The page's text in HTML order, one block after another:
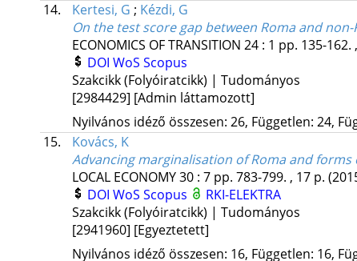
14.
Kertesi, G ; Kézdi, G
On the test score gap between Roma and
ECONOMICS OF TRANSITION 24: 1 pp. 135-162.
DOI WoS Scopus
Szakcikk (Folyóiratcikk) | Tudományos
[2984429] [Admin láttamozott]
Nyilvános idéző összesen: 26, Független: 24,
15.
Kovács, K
Advancing marginalisation of Roma and
LOCAL ECONOMY30: 7 pp. 783-799. , 17 p.
DOI WoS Scopus
RKI-ELEKTRA
Szakcikk (Folyóiratcikk) | Tudományos
[2941960] [Egyeztetett]
Nyilvános idéző összesen: 16, Független: 16,